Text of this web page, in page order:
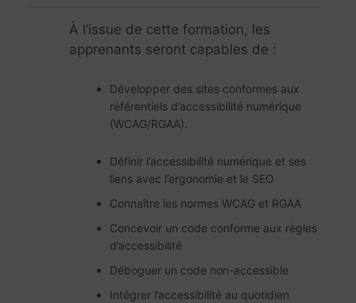
À l’issue de cette formation, les
apprenants seront capables de :
Développer des sites conformes aux
référentiels d’accessibilité numérique
(WCAG/RGAA).
Définir l’accessibilité numérique et ses
liens avec l’ergonomie et le SEO
Connaître les normes WCAG et RGAA
Concevoir un code conforme aux règles
d’accessibilité
Déboguer un code non-accessible
Intégrer l’accessibilité au quotidien